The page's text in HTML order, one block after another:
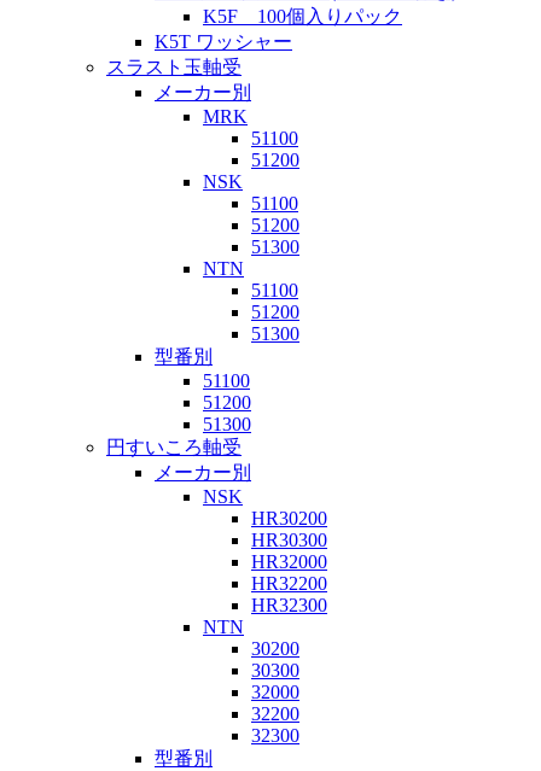
K5F 100個入りパック
K5T ワッシャー
スラスト玉軸受
メーカー別
MRK
51100
51200
NSK
51100
51200
51300
NTN
51100
51200
51300
型番別
51100
51200
51300
円すいころ軸受
メーカー別
NSK
HR30200
HR30300
HR32000
HR32200
HR32300
NTN
30200
30300
32000
32200
32300
型番別